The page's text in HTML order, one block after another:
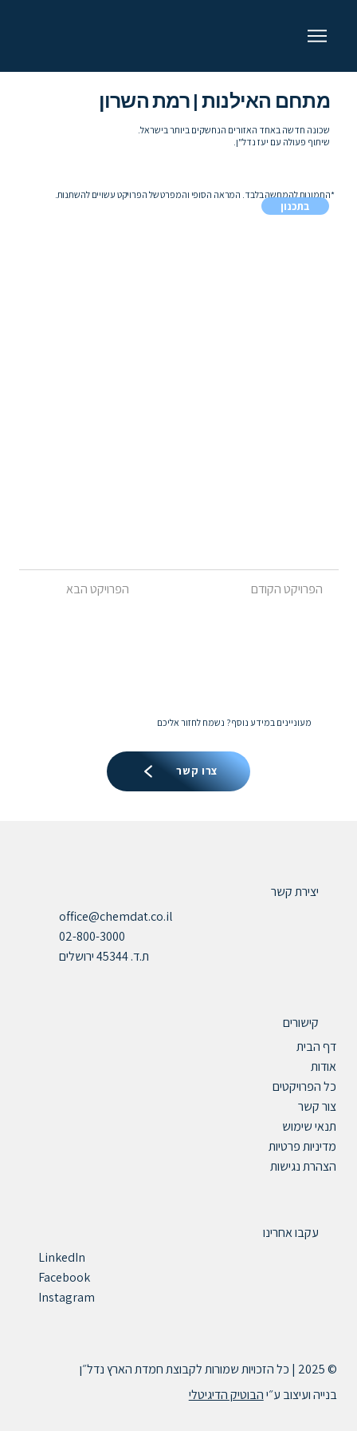
מתחם האילנות | רמת השרון
שכונה חדשה באחד האזורים הנחשקים ביותר בישראל.
שיתוף פעולה עם יעז נדל"ן.
*התמונות להמחשה בלבד. המראה הסופי והמפרט של הפרויקט עשויים להשתנות.
בתכנון
הפרויקט הבא הפרויקט הקודם
מעוניינים במידע נוסף? נשמח לחזור אליכם
צרו קשר
יצירת קשר
office@chemdat.co.il
02-800-3000
ת.ד. 45344 ירושלים
קישורים
דף הבית
אודות
כל הפרויקטים
צור קשר
תנאי שימוש
מדיניות פרטיות
הצהרת נגישות
עקבו אחרינו
LinkedIn
Facebook
Instagram
© 2025 | כל הזכויות שמורות לקבוצת חמדת הארץ נדל״ן
בנייה ועיצוב ע״יהבוטיק הדיגיטלי